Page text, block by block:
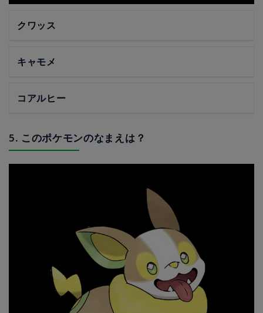
クワッス
キャモメ
コアルヒー
5. このポケモンのなまえは？